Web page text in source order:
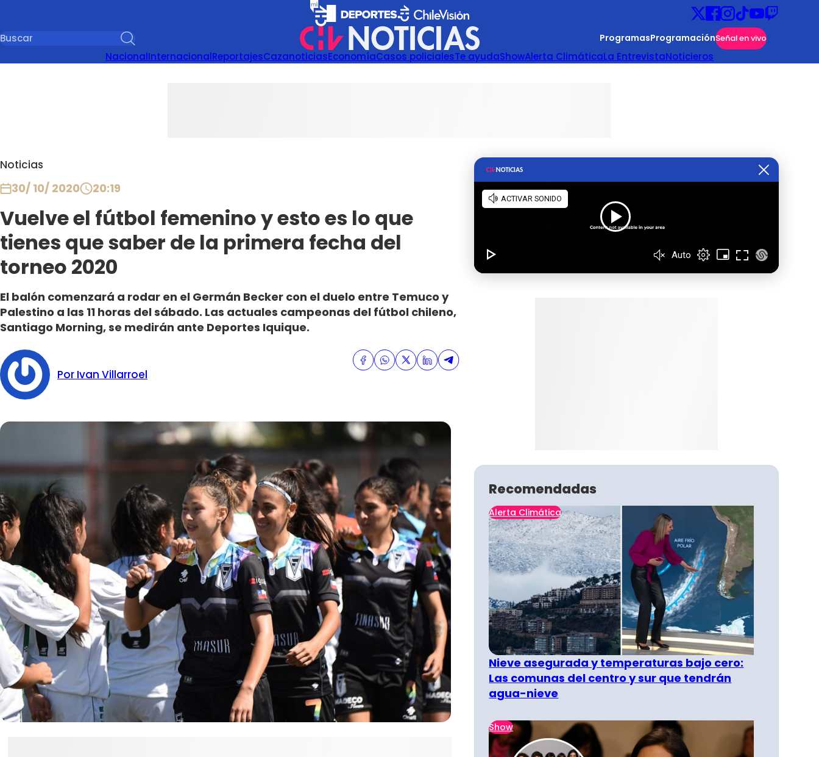
ProgramasProgramaciónSeñal en vivo
NacionalInternacionalReportajesCazanoticiasEconomíaCasos policialesTe ayudaShowAlerta ClimáticaLa EntrevistaNoticieros
Noticias
30/ 10/ 2020 20:19
Vuelve el fútbol femenino y esto es lo que
tienes que saber de la primera fecha del
torneo 2020
El balón comenzará a rodar en el Germán Becker con el duelo entre Temuco y
Palestino a las 11 horas del sábado. Las actuales campeonas del fútbol chileno,
Santiago Morning, se medirán ante Deportes Iquique.
Por Ivan Villarroel
Recomendadas
Alerta Climática
Nieve asegurada y temperaturas bajo cero:
Las comunas del centro y sur que tendrán
agua-nieve
Show